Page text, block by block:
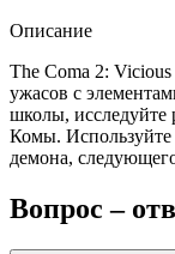
Описание
The Coma 2:
ужасов с
школы, исследуйте
Комы.
демона,
Вопрос –